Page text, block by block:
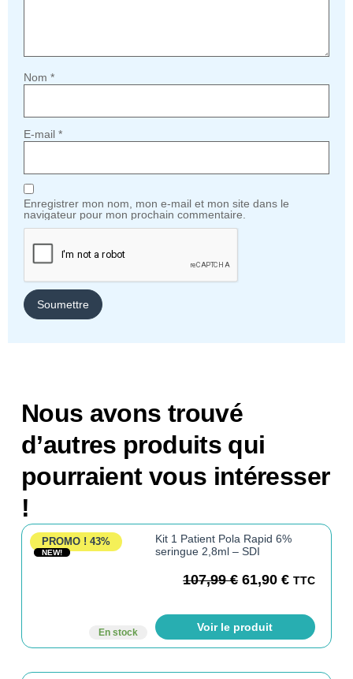
Nom *
E-mail *
Enregistrer mon nom, mon e-mail et mon site dans le
navigateur pour mon prochain commentaire.
Nous avons trouvé
d’autres produits qui
pourraient vous intéresser
!
PROMO ! 43%
NEW!
En stock
Kit 1 Patient Pola Rapid 6%
seringue 2,8ml – SDI
107,99€ 61,90€ TTC
Voir le produit